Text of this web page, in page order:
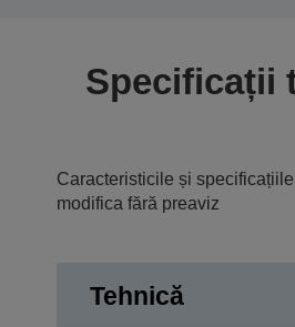
Specificații
Caracteristicile și
modifica fără preaviz
Tehnică